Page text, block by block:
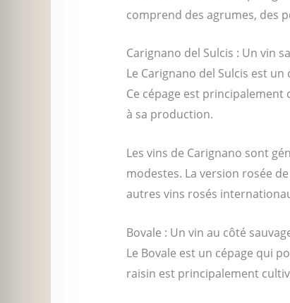
comprend des agrumes, des
Carignano del Sulcis : Un vin
Le Carignano del Sulcis est
Ce cépage est principalement
à sa production.
Les vins de Carignano sont
modestes. La version rosée
autres vins rosés
Bovale : Un vin au côté
Le Bovale est un cépage qui
raisin est principalement